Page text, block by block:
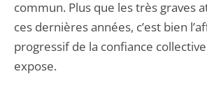
commun. Plus que les très graves
ces dernières années, c’est bien
progressif de la confiance
expose.